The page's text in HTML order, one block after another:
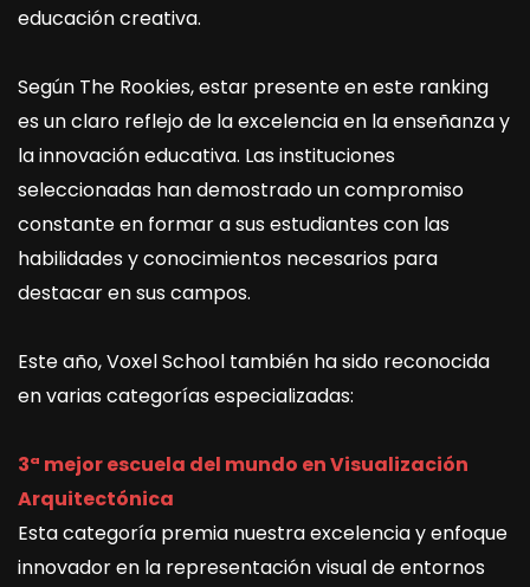
educación creativa.
Según The Rookies, estar presente en este ranking
es un claro reflejo de la excelencia en la enseñanza y
la innovación educativa. Las instituciones
seleccionadas han demostrado un compromiso
constante en formar a sus estudiantes con las
habilidades y conocimientos necesarios para
destacar en sus campos.
Este año, Voxel School también ha sido reconocida
en varias categorías especializadas:
3ª mejor escuela del mundo en Visualización
Arquitectónica
Esta categoría premia nuestra excelencia y enfoque
innovador en la representación visual de entornos